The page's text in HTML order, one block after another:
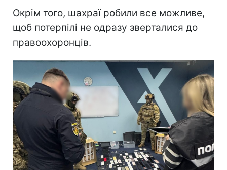
Окрім того, шахраї робили все можливе,
щоб потерпілі не одразу зверталися до
правоохоронців.